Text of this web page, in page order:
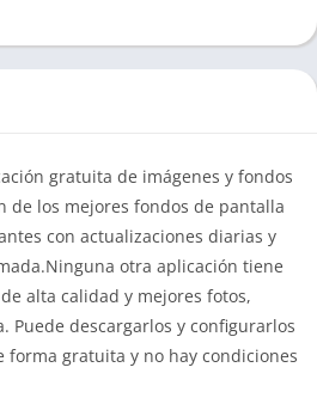
gratuita de imágenes y fondos
de los mejores fondos de pantalla
con actualizaciones diarias y
otra aplicación tiene
alta calidad y mejores fotos,
Puede descargarlos y configurarlos
forma gratuita y no hay condiciones